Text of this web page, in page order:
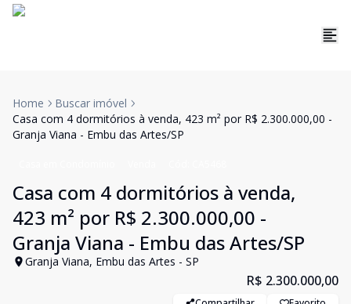
Home
Buscar imóvel
Casa com 4 dormitórios à venda, 423 m² por R$ 2.300.000,00 -
Granja Viana - Embu das Artes/SP
Casa com 4 dormitórios à venda,
423 m² por R$ 2.300.000,00 -
Granja Viana - Embu das Artes/SP
Granja Viana, Embu das Artes - SP
R$ 2.300.000,00